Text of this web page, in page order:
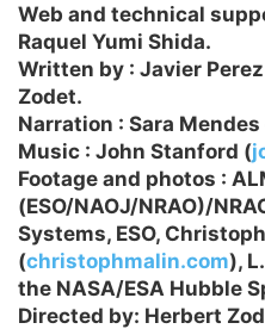
Web and technical
Raquel Yumi Shida.
Written by : Javier
Zodet.
Narration : Sara
Music : John Stanford (
Footage and photos :
(ESO/NAOJ/NRAO)/
Systems, ESO,
(christophmalin.com),
the NASA/ESA Hubble
Directed by: Herbert